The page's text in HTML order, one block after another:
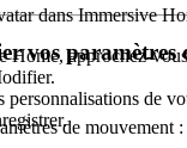
dans Immersive
Home, approchez-
.
personnalisations de
.
vos paramètres
de mouvement :